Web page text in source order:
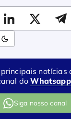
notícias
do
Siga nosso canal